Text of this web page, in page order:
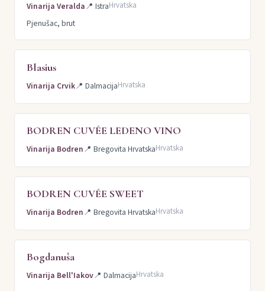
Vinarija Veralda📍 IstraHrvatska
Pjenušac, brut
Blasius
Vinarija Crvik📍 DalmacijaHrvatska
BODREN CUVÉE LEDENO VINO
Vinarija Bodren📍 Bregovita HrvatskaHrvatska
BODREN CUVÉE SWEET
Vinarija Bodren📍 Bregovita HrvatskaHrvatska
Bogdanuša
Vinarija Bell'Iakov📍 DalmacijaHrvatska